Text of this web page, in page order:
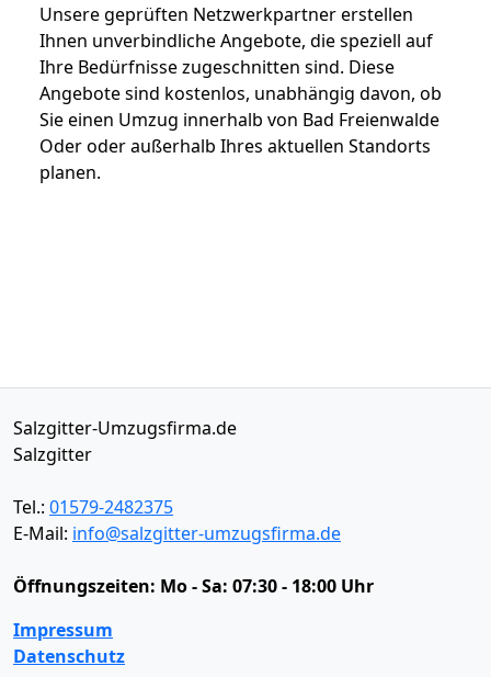
Unsere geprüften Netzwerkpartner erstellen
Ihnen unverbindliche Angebote, die speziell auf
Ihre Bedürfnisse zugeschnitten sind. Diese
Angebote sind kostenlos, unabhängig davon, ob
Sie einen Umzug innerhalb von Bad Freienwalde
Oder oder außerhalb Ihres aktuellen Standorts
planen.
Salzgitter-Umzugsfirma.de
Salzgitter
Tel.: 01579-2482375
E-Mail: info@salzgitter-umzugsfirma.de
Öffnungszeiten: Mo - Sa: 07:30 - 18:00 Uhr
Impressum
Datenschutz